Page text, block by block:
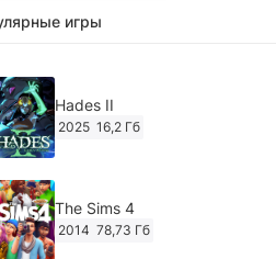
игры
Hades II
2025 16,2 Гб
The Sims 4
2014 78,73 Гб